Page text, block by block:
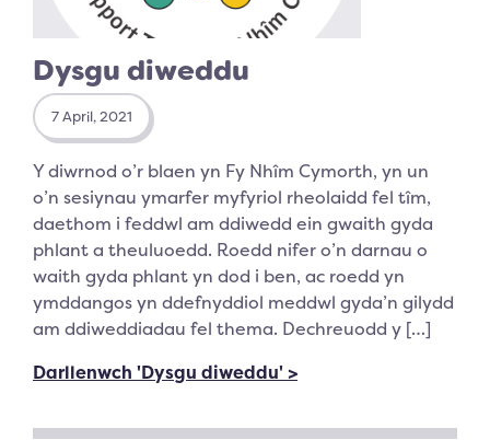
Dysgu diweddu
7 April, 2021
Y diwrnod o’r blaen yn Fy Nhîm Cymorth, yn un
o’n sesiynau ymarfer myfyriol rheolaidd fel tîm,
daethom i feddwl am ddiwedd ein gwaith gyda
phlant a theuluoedd. Roedd nifer o’n darnau o
waith gyda phlant yn dod i ben, ac roedd yn
ymddangos yn ddefnyddiol meddwl gyda’n gilydd
am ddiweddiadau fel thema. Dechreuodd y […]
Darllenwch 'Dysgu diweddu' >